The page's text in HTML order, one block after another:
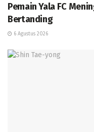
Pemain Yala FC
Bertanding
6 Agustus 2026